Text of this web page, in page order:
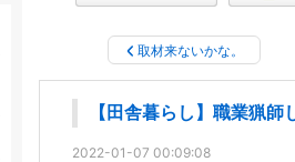
取材来ないかな。
【田舎暮らし】職業猟師
2022-01-07 00:09:08